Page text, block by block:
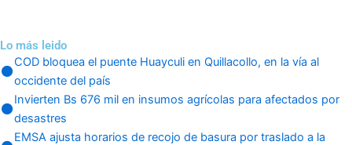
Lo más leido
COD bloquea el puente Huayculi en Quillacollo, en la vía al
occidente del país
Invierten Bs 676 mil en insumos agrícolas para afectados por
desastres
EMSA ajusta horarios de recojo de basura por traslado a la